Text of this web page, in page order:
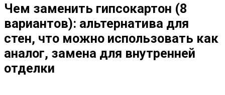
Чем заменить гипсокартон (8
вариантов): альтернатива для
стен, что можно использовать как
аналог, замена для внутренней
отделки